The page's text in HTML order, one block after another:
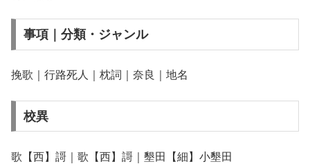
事項｜分類・ジャンル
挽歌｜行路死人｜枕詞｜奈良｜地名
校異
歌【西】謌｜歌【西】謌｜墾田【細】小墾田